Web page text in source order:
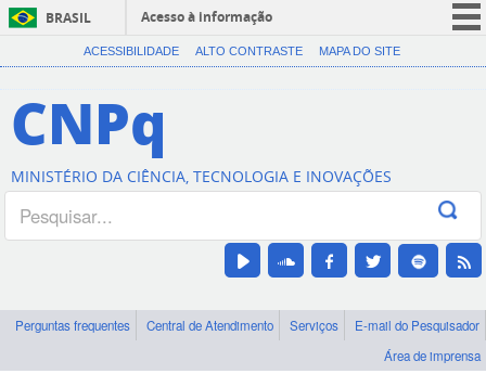
BRASIL
Acesso à informação
CORONAVÍRUS (COVID-19)
Canais
ACESSIBILIDADE ALTO CONTRASTE MAPA DO SITE
CNPq
MINISTÉRIO DA CIÊNCIA, TECNOLOGIA E INOVAÇÕES
Perguntas frequentes Central de Atendimento Serviços
E-mail do Pesquisador
Área de imprensa